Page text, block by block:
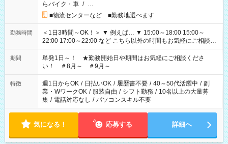
らバイク・車 / …
■物流センターなど ■勤務地選べます
勤務時間
＜1日3時間～OK！＞ ▼ 例えば… ▼ 15:00～18:00 15:00～
22:00 17:00～22:00 など こちら以外の時間もお気軽にご相談く
ださい！
期間
単発1日～！ ★勤務開始日や期間はお気軽にご相談くださ
い！ ＃8月～ ＃9月～
特徴 週1日からOK / 日払いOK / 履歴書不要 / 40～50代活躍中 / 副
業・WワークOK / 服装自由 / シフト勤務 / 10名以上の大量募
集 / 電話対応なし / パソコンスキル不要
気になる！ 応募する 詳細へ